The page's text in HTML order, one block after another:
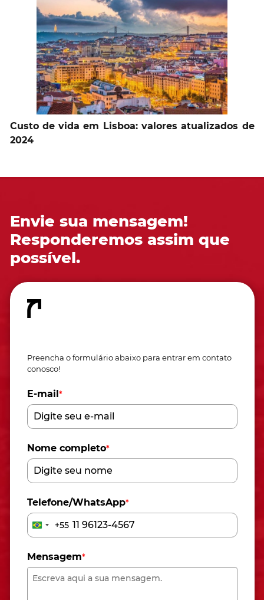
Custo de vida em Lisboa: valores atualizados de
2024
Envie sua mensagem!
Responderemos assim que
possível.
Preencha o formulário abaixo para entrar em contato
conosco!
E-mail *
Nome completo*
Telefone/WhatsApp*
Brazil
+55
+55
Mensagem*